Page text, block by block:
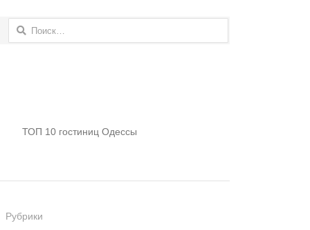
Найти:
ТОП 10 гостиниц Одессы
Рубрики